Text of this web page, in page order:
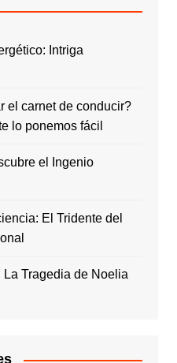
Intriga
el carnet de conducir?
lo ponemos fácil
el Ingenio
El Tridente del
Tragedia de Noelia